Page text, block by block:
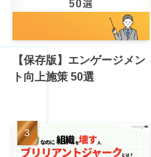
【保存版】エンゲージメン
ト向上施策 50選